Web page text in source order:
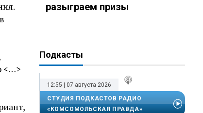
<…>
разыграем призы
Подкасты
12:55 | 07 августа 2026
СТУДИЯ ПОДКАСТОВ РАДИО
«КОМСОМОЛЬСКАЯ ПРАВДА»